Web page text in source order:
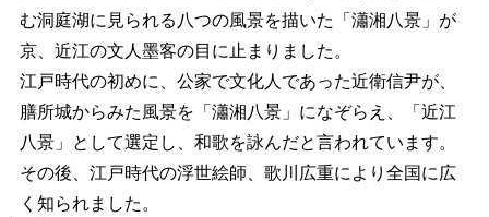
む洞庭湖に見られる八つの風景を描いた「瀟湘八景」が
京、近江の文人墨客の目に止まりました。
江戸時代の初めに、公家で文化人であった近衛信尹が、
膳所城からみた風景を「瀟湘八景」になぞらえ、「近江
八景」として選定し、和歌を詠んだと言われています。
その後、江戸時代の浮世絵師、歌川広重により全国に広
く知られました。